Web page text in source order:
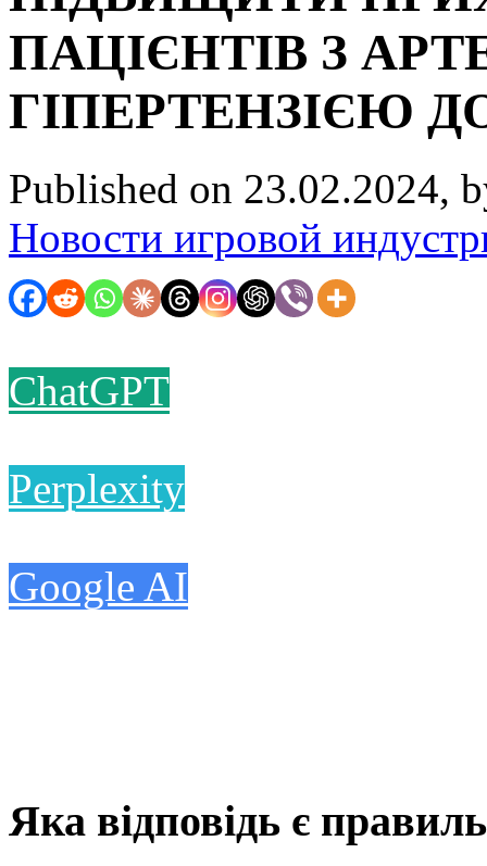
ПАЦІЄНТІВ З
ГІПЕРТЕНЗІЄЮ
Published on 23.02.2024,
Новости игровой
ChatGPT
Perplexity
Google AI
Яка відповідь є